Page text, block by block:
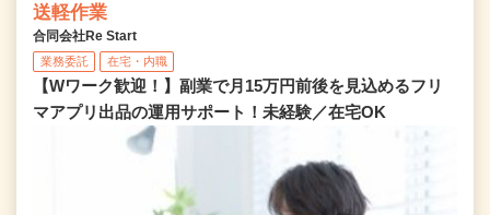
送軽作業
合同会社Re Start
業務委託 在宅・内職
【Wワーク歓迎！】副業で月15万円前後を見込めるフリ
マアプリ出品の運用サポート！未経験／在宅OK